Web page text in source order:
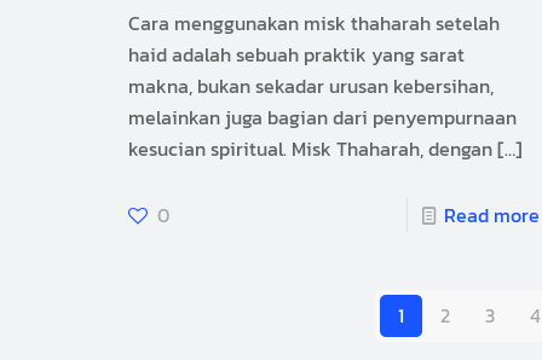
Cara menggunakan misk thaharah setelah
haid adalah sebuah praktik yang sarat
makna, bukan sekadar urusan kebersihan,
melainkan juga bagian dari penyempurnaan
kesucian spiritual. Misk Thaharah, dengan[…]
0 Read more
1 2 3 4